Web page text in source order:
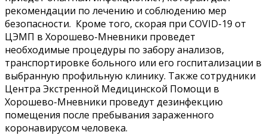
рекомендации по лечению и соблюдению мер
безопасности. Кроме того, скорая при COVID-19 от
ЦЭМП в Хорошево-Мневники проведет
необходимые процедуры по забору анализов,
транспортировке больного или его госпитализации в
выбранную профильную клинику. Также сотрудники
Центра Экстренной Медицинской Помощи в
Хорошево-Мневники проведут дезинфекцию
помещения после пребывания зараженного
коронавирусом человека.